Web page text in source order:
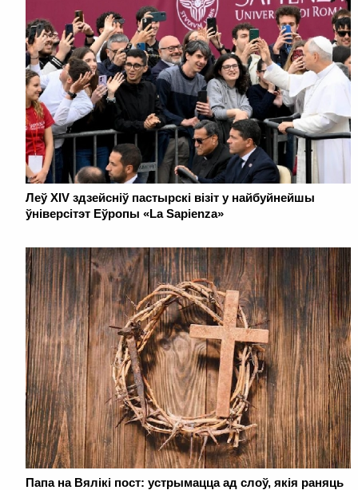
Леў XIV здзейсніў пастырскі візіт у найбуйнейшы
ўніверсітэт Еўропы «La Sapienza»
Папа на Вялікі пост: устрымацца ад слоў, якія раняць